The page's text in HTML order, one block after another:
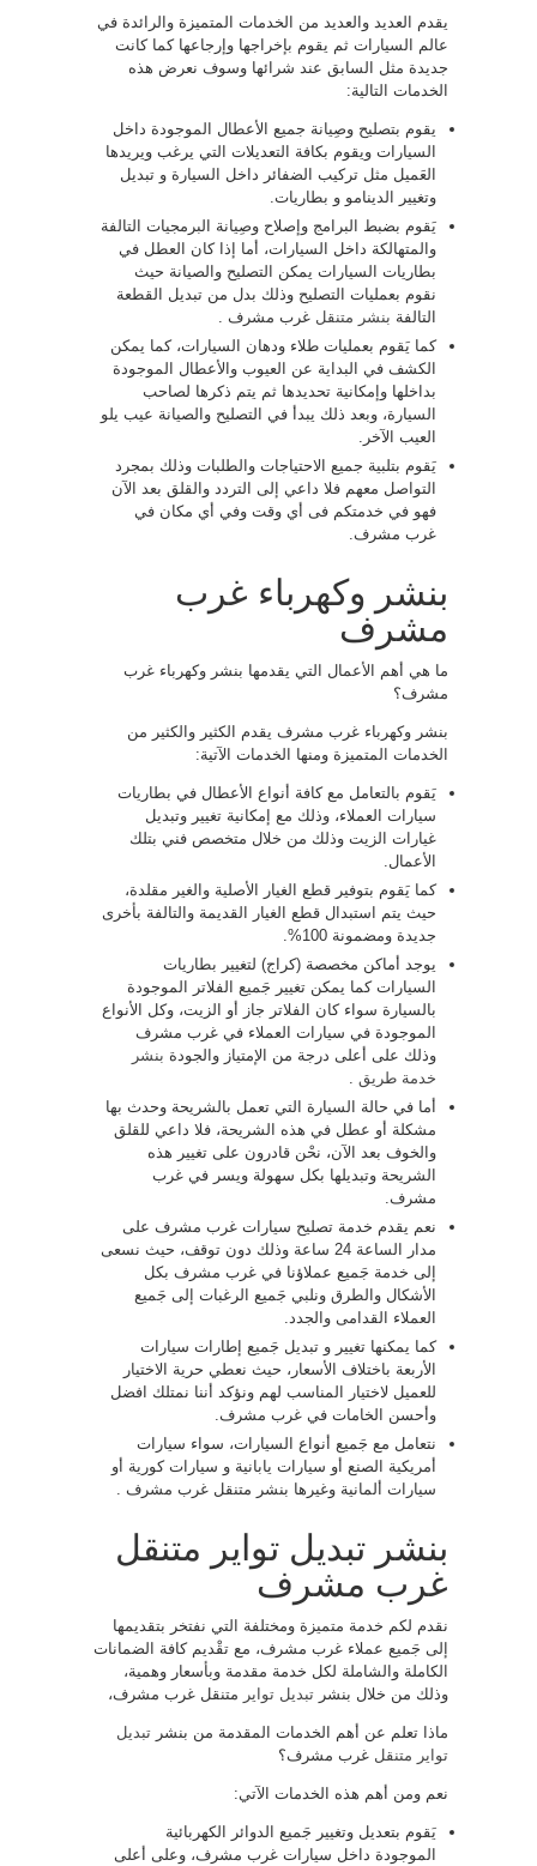
يقدم العديد والعديد من الخدمات المتميزة والرائدة في
عالم السيارات ثم يقوم بإخراجها وإرجاعها كما كانت
جديدة مثل السابق عند شرائها وسوف نعرض هذه
الخدمات التالية:
يقوم بتصليح وصِيانة جميع الأعطال الموجودة داخل
السيارات ويقوم بكافة التعديلات التي يرغب ويريدها
العَميل مثل تركيب الضفائر داخل السيارة و تبديل
وتغيير الدينامو و بطاريات.
يَقوم بضبط البرامج وإصلاح وصِيانة البرمجيات التالفة
والمتهالكة داخل السيارات، أما إذا كان العطل في
بطاريات السيارات يمكن التصليح والصيانة حيث
نقوم بعمليات التصليح وذلك بدل من تبديل القطعة
التالفة بنشر متنقل غرب مشرف .
كما يَقوم بعمليات طلاء ودهان السيارات، كما يمكن
الكشف في البداية عن العيوب والأعطال الموجودة
بداخلها وإمكانية تحديدها ثم يتم ذكرها لصاحب
السيارة، وبعد ذلك يبدأ في التصليح والصيانة عيب يلو
العيب الآخر.
يَقوم بتلبية جميع الاحتياجات والطلبات وذلك بمجرد
التواصل معهم فلا داعي إلى التردد والقلق بعد الآن
فهو في خدمتكم فى أي وقت وفي أي مكان في
غرب مشرف.
بنشر وكهرباء غرب
مشرف
ما هي أهم الأعمال التي يقدمها بنشر وكهرباء غرب
مشرف؟
بنشر وكهرباء غرب مشرف يقدم الكثير والكثير من
الخدمات المتميزة ومنها الخدمات الآتية:
يَقوم بالتعامل مع كافة أنواع الأعطال في بطاريات
سيارات العملاء، وذلك مع إمكانية تغيير وتبديل
غيارات الزيت وذلك من خلال متخصص فني بتلك
الأعمال.
كما يَقوم بتوفير قطع الغيار الأصلية والغير مقلدة،
حيث يتم استبدال قطع الغيار القديمة والتالفة بأخرى
جديدة ومضمونة 100%.
يوجد أماكن مخصصة (كراج) لتغيير بطاريات
السيارات كما يمكن تغيير جَميع الفلاتر الموجودة
بالسيارة سواء كان الفلاتر جاز أو الزيت، وكل الأنواع
الموجودة في سيارات العملاء في غرب مشرف
وذلك على أعلى درجة من الإمتياز والجودة بنشر
خدمة طريق
أما في حالة السيارة التي تعمل بالشريحة وحدث بها
مشكلة أو عطل في هذه الشريحة، فلا داعي للقلق
والخوف بعد الآن، نحْن قادرون على تغيير هذه
الشريحة وتبديلها بكل سهولة ويسر في غرب
مشرف.
نعم يقدم خدمة تصليح سيارات غرب مشرف على
مدار الساعة 24 ساعة وذلك دون توقف، حيث نسعى
إلى خدمة جَميع عملاؤنا في غرب مشرف بكل
الأشكال والطرق ونلبي جَميع الرغبات إلى جَميع
العملاء القدامى والجدد.
كما يمكنها تغيير و تبديل جَميع إطارات سيارات
الأربعة باختلاف الأسعار، حيث نعطي حرية الاختيار
للعميل لاختيار المناسب لهم ونؤكد أننا نمتلك افضل
وأحسن الخامات في غرب مشرف.
نتعامل مع جَميع أنواع السيارات، سواء سيارات
أمريكية الصنع أو سيارات يابانية و سيارات كورية أو
سيارات ألمانية وغيرها بنشر متنقل غرب مشرف .
بنشر تبديل تواير متنقل
غرب مشرف
نقدم لكم خدمة متميزة ومختلفة التي نفتخر بتقديمها
إلى جَميع عملاء غرب مشرف، مع تقْديم كافة الضمانات
الكاملة والشاملة لكل خدمة مقدمة وبأسعار وهمية،
وذلك من خلال بنشر تبديل تواير متنقل غرب مشرف،
ماذا تعلم عن أهم الخدمات المقدمة من بنشر تبديل
تواير متنقل غرب مشرف؟
نعم ومن أهم هذه الخدمات الآتي:
يَقوم بتعديل وتغيير جَميع الدوائر الكهربائية
الموجودة داخل سيارات غرب مشرف، وعلى أعلى